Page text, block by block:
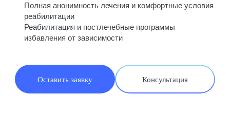
Полная анонимность лечения и комфортные условия
реабилитации
Реабилитация и постлечебные программы
избавления от зависимости
Оставить заявку Консультация